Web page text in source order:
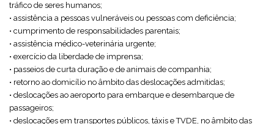
tráfico de seres humanos;
• assistência a pessoas vulneráveis ou pessoas com deficiência;
• cumprimento de responsabilidades parentais;
• assistência médico-veterinária urgente;
• exercício da liberdade de imprensa;
• passeios de curta duração e de animais de companhia;
• retorno ao domicílio no âmbito das deslocações admitidas;
• deslocações ao aeroporto para embarque e desembarque de
passageiros;
• deslocações em transportes públicos, táxis e TVDE, no âmbito das